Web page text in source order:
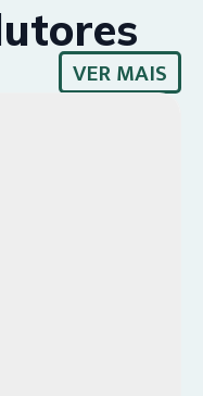
VER MAIS